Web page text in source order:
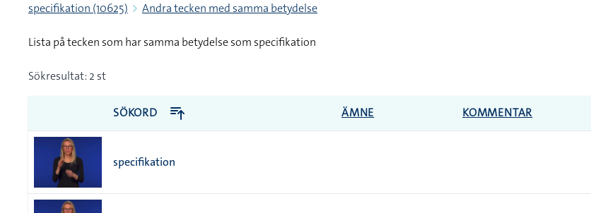
specifikation (10625) Andra tecken med samma betydelse
Lista på tecken som har samma betydelse som specifikation
Sökresultat: 2 st
SÖKORD ÄMNE KOMMENTAR
specifikation